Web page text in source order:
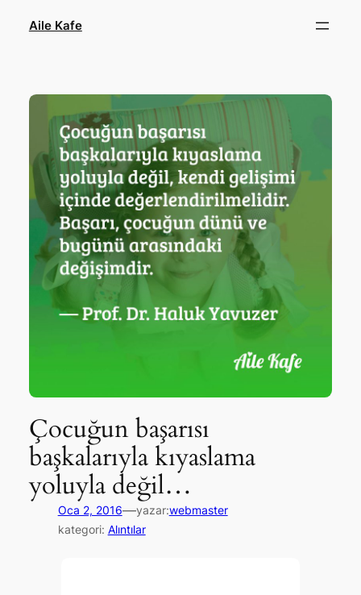
Aile Kafe
Çocuğun başarısı
başkalarıyla kıyaslama
yoluyla değil…
Oca 2, 2016—yazar:webmaster
kategori: Alıntılar